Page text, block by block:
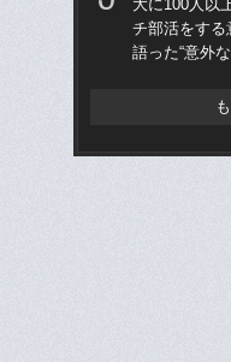
大に100人以
チ部活をする
語った“意外